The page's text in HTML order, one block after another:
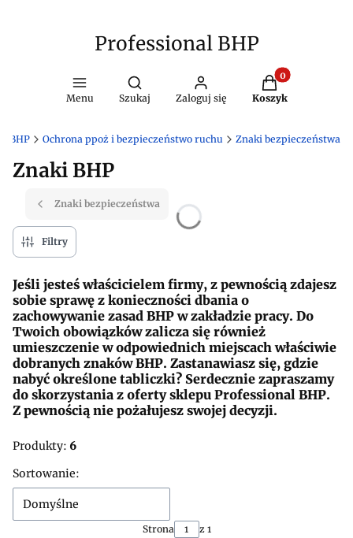
Professional BHP
Menu
Otwórz wyszukiwarkę
Szukaj Zaloguj się
Produkty w
Koszyk
BHP Ochrona ppoż i bezpieczeństwo ruchu Znaki bezpieczeństwa
Znaki BHP
Znaki bezpieczeństwa
Filtry
Jeśli jesteś właścicielem firmy, z pewnością zdajesz
sobie sprawę z konieczności dbania o
zachowywanie zasad BHP w zakładzie pracy. Do
Twoich obowiązków zalicza się również
umieszczenie w odpowiednich miejscach właściwie
dobranych znaków BHP. Zastanawiasz się, gdzie
nabyć określone tabliczki? Serdecznie zapraszamy
do skorzystania z oferty sklepu Professional BHP.
Z pewnością nie pożałujesz swojej decyzji.
Produkty: 6
Lista produktów
Sortowanie:
Domyślne
Strona z 1